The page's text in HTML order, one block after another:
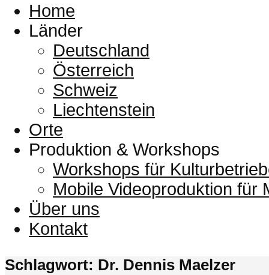
Home
Länder
Deutschland
Österreich
Schweiz
Liechtenstein
Orte
Produktion & Workshops
Workshops für
Mobile Videoproduktion für
Über uns
Kontakt
Schlagwort: Dr. Dennis Maelzer